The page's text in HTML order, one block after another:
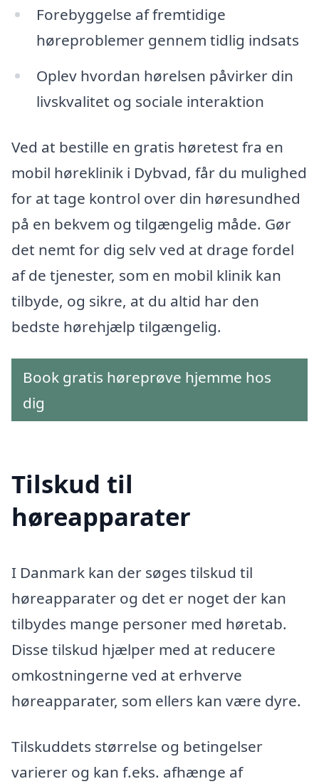
Forebyggelse af fremtidige
høreproblemer gennem tidlig indsats
Oplev hvordan hørelsen påvirker din
livskvalitet og sociale interaktion
Ved at bestille en gratis høretest fra en
mobil høreklinik i Dybvad, får du mulighed
for at tage kontrol over din høresundhed
på en bekvem og tilgængelig måde. Gør
det nemt for dig selv ved at drage fordel
af de tjenester, som en mobil klinik kan
tilbyde, og sikre, at du altid har den
bedste hørehjælp tilgængelig.
Book gratis høreprøve hjemme hos
dig
Tilskud til
høreapparater
I Danmark kan der søges tilskud til
høreapparater og det er noget der kan
tilbydes mange personer med høretab.
Disse tilskud hjælper med at reducere
omkostningerne ved at erhverve
høreapparater, som ellers kan være dyre.
Tilskuddets størrelse og betingelser
varierer og kan f.eks. afhænge af